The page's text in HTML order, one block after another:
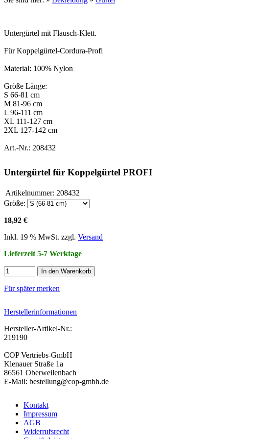
Untergürtel mit Flausch-Klett.
Für Koppelgürtel-Cordura-Profi
Material: 100% Nylon
Größe Länge:
S 66-81 cm
M 81-96 cm
L 96-111 cm
XL 111-127 cm
2XL 127-142 cm
Art.-Nr.: 208432
Untergürtel für Koppelgürtel PROFI
Artikelnummer: 208432
Größe:
18,92 €
Inkl. 19 % MwSt. zzgl. Versand
Lieferzeit 5-7 Werktage
In den Warenkorb
Für später merken
Herstellerinformationen
Hersteller-Artikel-Nr.:
219190
COP Vertriebs-GmbH
Klenauer Straße 1a
86561 Oberweilenbach
E-Mail: bestellung@cop-gmbh.de
Kontakt
Impressum
AGB
Widerrufsrecht